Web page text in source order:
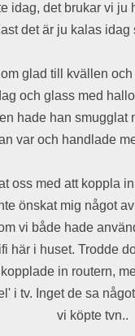
idag, det brukar vi ju
det är ju kalas idag
glad till kvällen
och glass med
hade han smugglat
var och handlade
oss med att koppla
önskat mig något
vi både hade
här i huset. Trodde
in routern,
i tv. Inget de sa
vi köpte tvn..